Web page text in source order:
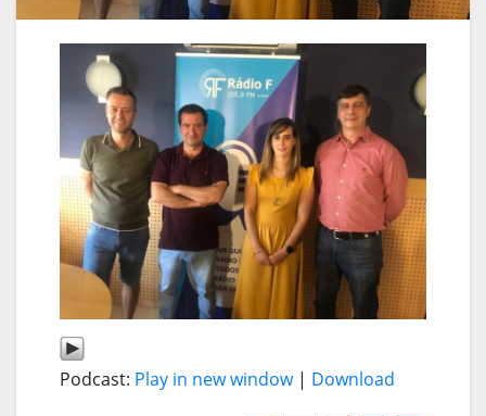
Podcast: Play in new window| Download